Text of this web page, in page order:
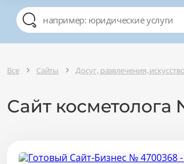
Все Сайты Досуг, развлечения, искусство
Сайт